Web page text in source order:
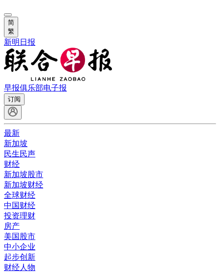
简
繁
新明日报
早报俱乐部电子报
订阅
最新
新加坡
民生民声
财经
新加坡股市
新加坡财经
全球财经
中国财经
投资理财
房产
美国股市
中小企业
起步创新
财经人物